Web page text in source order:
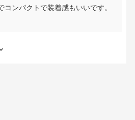
ンパクトで装着感もいいです。